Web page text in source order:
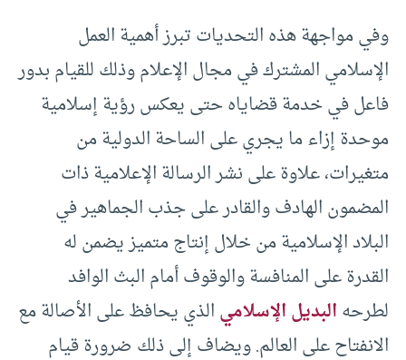
وفي مواجهة هذه التحديات تبرز أهمية العمل
الإسلامي المشترك في مجال الإعلام وذلك للقيام بدور
فاعل في خدمة قضاياه حتى يعکس رؤية إسلامية
موحدة إزاء ما يجري على الساحة الدولية من
متغيرات، علاوة على نشر الرسالة الإعلامية ذات
المضمون الهادف والقادر على جذب الجماهير في
البلاد الإسلامية من خلال إنتاج متميز يضمن له
القدرة على المنافسة والوقوف أمام البث الوافد
لطرحهالبديل الإسلاميالذي يحافظ على الأصالة مع
الانفتاح على العالم. ويضاف إلى ذلك ضرورة قيام